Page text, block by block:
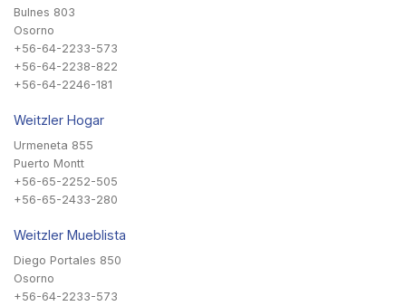
Bulnes 803
Osorno
+56-64-2233-573
+56-64-2238-822
+56-64-2246-181
Weitzler Hogar
Urmeneta 855
Puerto Montt
+56-65-2252-505
+56-65-2433-280
Weitzler Mueblista
Diego Portales 850
Osorno
+56-64-2233-573